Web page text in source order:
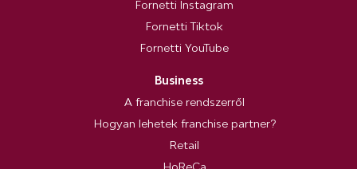
Fornetti Instagram
Fornetti Tiktok
Fornetti YouTube
Business
A franchise rendszerről
Hogyan lehetek franchise partner?
Retail